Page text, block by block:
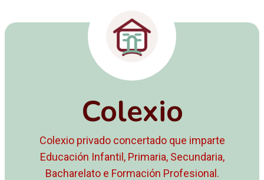
Colexio
Colexio privado concertado que imparte
Educación Infantil, Primaria, Secundaria,
Bacharelato e Formación Profesional.